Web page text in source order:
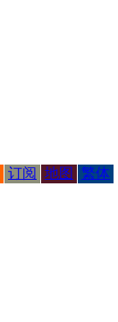
订阅 地图 繁体